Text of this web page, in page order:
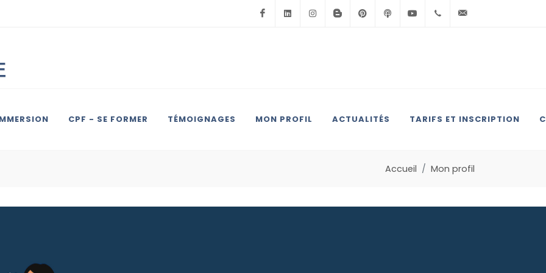
FacebookLinkedinInstagramBlogSpotPinterestPodcastYoutube+33(0)6.71.39.30.39
CPF - SE FORMER TÉMOIGNAGES MON PROFIL ACTUALITÉS TARIFS ET INSCRIPTION
Accueil Mon profil